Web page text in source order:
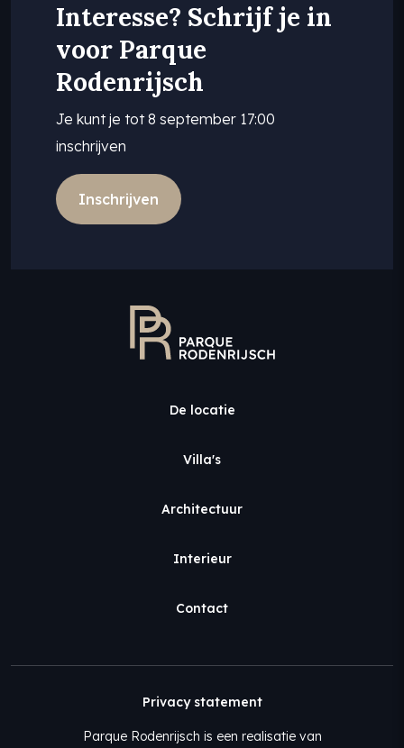
Interesse? Schrijf je in
voor Parque
Rodenrijsch
Je kunt je tot 8 september 17:00
inschrijven
Inschrijven
De locatie
Villa's
Architectuur
Interieur
Contact
Privacy statement
Parque Rodenrijsch is een realisatie van